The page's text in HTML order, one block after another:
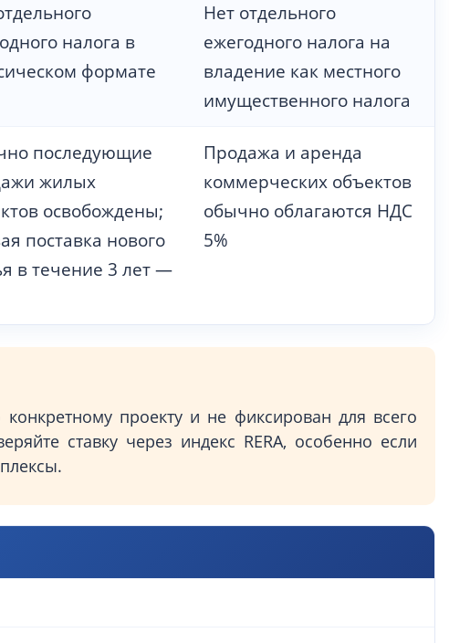
налога в
формате
Нет отдельного
ежегодного налога на
владение как местного
имущественного налога
последующие
жилых
освобождены;
поставка нового
в течение 3 лет —
Продажа и аренда
коммерческих объектов
обычно облагаются НДС
5%
проекту и не фиксирован для всего
ставку через индекс RERA, особенно если